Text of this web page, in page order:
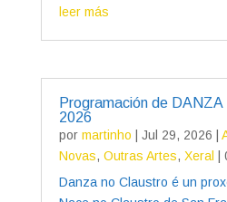
leer más
Programación de
2026
por martinho Jul 29, 2026
Novas, Outras Artes, Xeral
|
Danza no Claustro é un